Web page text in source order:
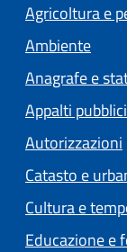
Agricoltura e
Ambiente
Anagrafe e
Appalti pubblici
Autorizzazioni
Catasto e
Cultura e
Educazione e